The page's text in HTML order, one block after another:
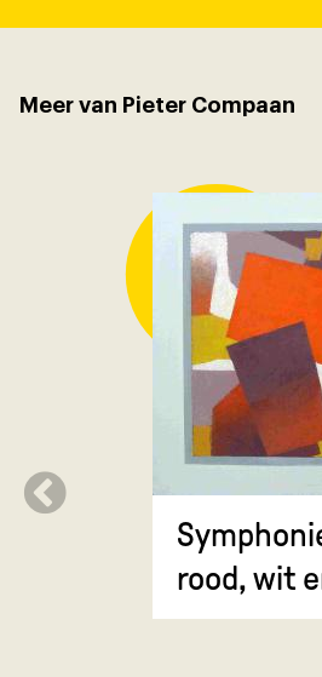
Meer van Pieter Compaan
rood, wit